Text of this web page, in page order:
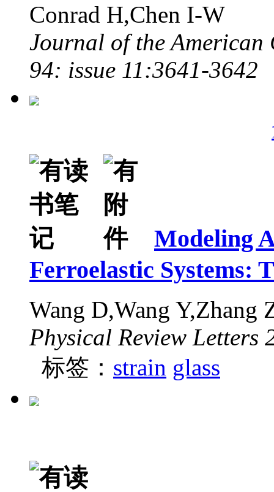
Conrad H,Chen I-W
Journal of the American
94: issue 11:3641-3642
Modeling
Ferroelastic Systems:
Wang D,Wang Y,Zhang
Physical Review Letters
标签： strain glass